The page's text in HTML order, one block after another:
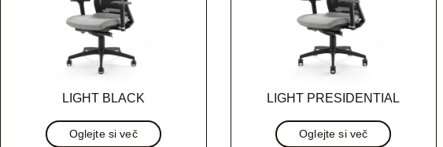
LIGHT BLACK
Oglejte si več
LIGHT PRESIDENTIAL
Oglejte si več